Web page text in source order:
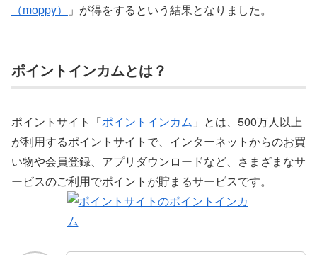
（moppy）
」が得をするという結果となりました。
ポイントインカムとは？
ポイントサイト「ポイントインカム 」とは、500万人以上
が利用するポイントサイトで、インターネットからのお買
い物や会員登録、アプリダウンロードなど、さまざまなサ
ービスのご利用でポイントが貯まるサービスです。